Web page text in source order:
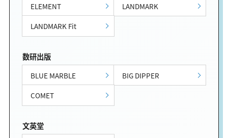
ELEMENT
LANDMARK
LANDMARK Fit
数研出版
BLUE MARBLE
BIG DIPPER
COMET
文英堂